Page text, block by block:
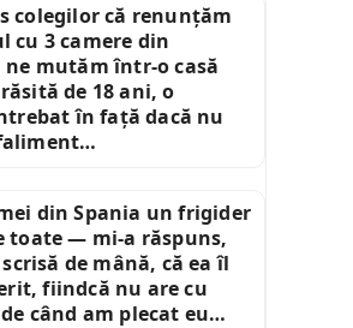
colegilor că renunțăm
cu 3 camere din
ne mutăm într-o casă
de 18 ani, o
în față dacă nu
din Spania un frigider
toate — mi-a răspuns,
de mână, că ea îl
fiindcă nu are cu
când am plecat eu…